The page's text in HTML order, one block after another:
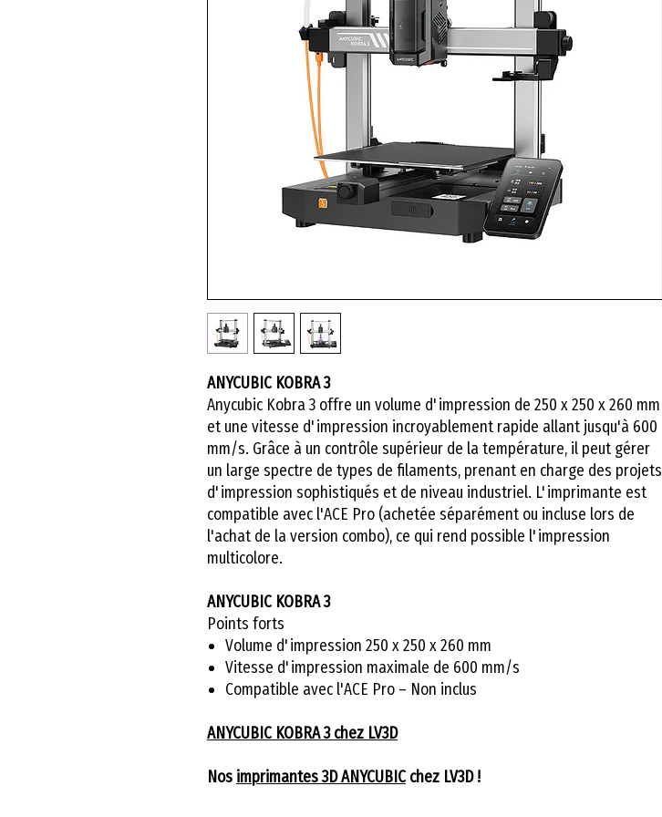
ANYCUBIC KOBRA 3
Anycubic Kobra 3 offre un volume d'impression de 250 x 250 x 260 mm
et une vitesse d'impression incroyablement rapide allant jusqu'à 600
mm/s. Grâce à un contrôle supérieur de la température, il peut gérer
un large spectre de types de filaments, prenant en charge des projets
d'impression sophistiqués et de niveau industriel. L'imprimante est
compatible avec l'ACE Pro (achetée séparément ou incluse lors de
l'achat de la version combo), ce qui rend possible l'impression
multicolore.
ANYCUBIC KOBRA 3
Points forts
Volume d'impression 250 x 250 x 260 mm
Vitesse d'impression maximale de 600 mm/s
Compatible avec l'ACE Pro – Non inclus
ANYCUBIC KOBRA 3 chez LV3D
Nos imprimantes 3D ANYCUBICchez LV3D !